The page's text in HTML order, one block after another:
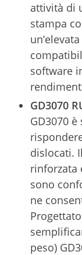
attività di
stampa
software
GD3070
GD3070
dislocati.
rinforzata
sono
ne
peso)